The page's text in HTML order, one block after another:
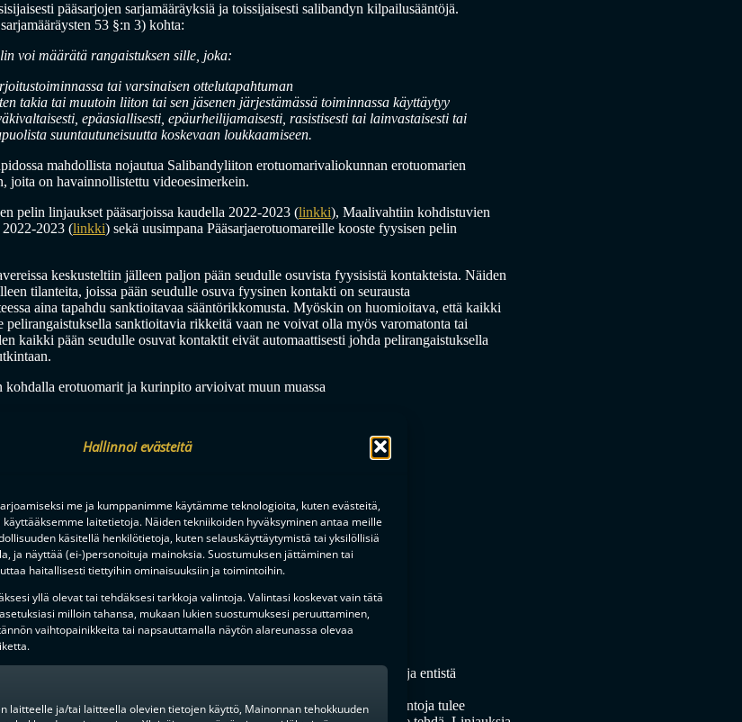
Hallinnoi evästeitä
me ja kumppanimme käytämme teknologioita, kuten evästeitä,
laitetietoja. Näiden tekniikoiden hyväksyminen antaa meille
käsitellä henkilötietoja, kuten selauskäyttäytymistä tai yksilöllisiä
ja näyttää (ei-)personoituja mainoksia. Suostumuksen jättäminen tai
haitallisesti tiettyihin ominaisuuksiin ja toimintoihin.
yllä olevat tai tehdäksesi tarkkoja valintoja. Valintasi koskevat vain tätä
milloin tahansa, mukaan lukien suostumuksesi peruuttaminen,
vaihtopainikkeita tai napsauttamalla näytön alareunassa olevaa
laitteelle ja/tai laitteella olevien tietojen käyttö, Mainonnan tehokkuuden
pääsarjojen sarjamääräyksiä ja toissijaisesti salibandyn kilpailusääntöjä.
53 §:n 3) kohta:
voi määrätä rangaistuksen sille, joka:
tai varsinaisen ottelutapahtuman
takia tai muutoin liiton tai sen jäsenen järjestämässä toiminnassa käyttäytyy
epäasiallisesti, epäurheilijamaisesti, rasistisesti tai lainvastaisesti tai
suuntautuneisuutta koskevaan loukkaamiseen.
mahdollista nojautua Salibandyliiton erotuomarivaliokunnan erotuomarien
joita on havainnollistettu videoesimerkein.
pelin linjaukset pääsarjoissa kaudella 2022-2023 (linkki), Maalivahtiin kohdistuvien
2022-2023 (linkki) sekä uusimpana Pääsarjaerotuomareille kooste fyysisen pelin
keskusteltiin jälleen paljon pään seudulle osuvista fyysisistä kontakteista. Näiden
tilanteita, joissa pään seudulle osuva fyysinen kontakti on seurausta
aina tapahdu sanktioitavaa sääntörikkomusta. Myöskin on huomioitava, että kaikki
pelirangaistuksella sanktioitavia rikkeitä vaan ne voivat olla myös varomatonta tai
kaikki pään seudulle osuvat kontaktit eivät automaattisesti johda pelirangaistuksella
erotuomarit ja kurinpito arvioivat muun muassa
ja liikkeen leikkaavuus
taklaavaa liikettä, kasvamista tai muuta
liike
tavoittelu ja mahdollisuus pelata palloa
välttää, onko osapuolilla aikaa ja
myösPääsarjojen extranetissäkohdassa kurinpito ja linjaukset
pääsarjojen kilpailutoimintaa, minkä takia asiaan tulee laittaa paukkuja entistä
on vielä monta kehitystä vaativaa osa-aluetta. Sääntöjä ja tulkintoja tulee